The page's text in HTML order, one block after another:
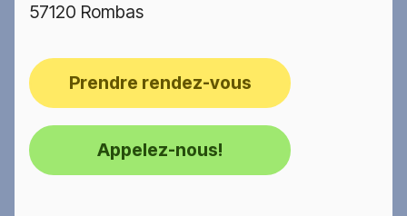
57120 Rombas
Prendre rendez-vous
Appelez-nous!